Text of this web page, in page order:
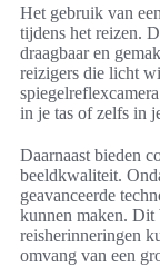
Het gebruik van
tijdens het reizen.
draagbaar en
reizigers die licht
in je tas of zelfs in
Daarnaast bieden
beeldkwaliteit.
geavanceerde
kunnen maken. Dit
reisherinneringen
omvang van een